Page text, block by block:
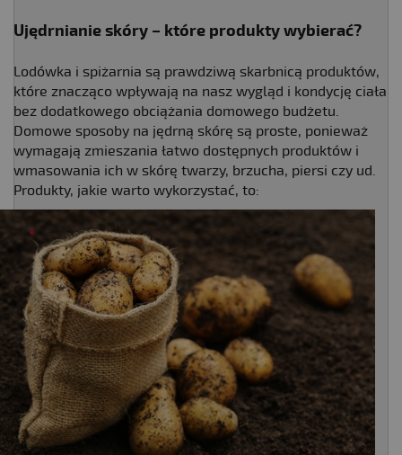
Ujędrnianie skóry – które produkty wybierać?
Lodówka i spiżarnia są prawdziwą skarbnicą produktów,
które znacząco wpływają na nasz wygląd i kondycję ciała
bez dodatkowego obciążania domowego budżetu.
Domowe sposoby na jędrną skórę są proste, ponieważ
wymagają zmieszania łatwo dostępnych produktów i
wmasowania ich w skórę twarzy, brzucha, piersi czy ud.
Produkty, jakie warto wykorzystać, to: